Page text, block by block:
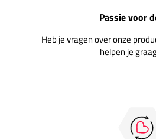
Passie voor
Heb je vragen over onze
helpen je